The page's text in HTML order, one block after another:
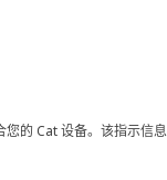
的 Cat 设备。该指示信息